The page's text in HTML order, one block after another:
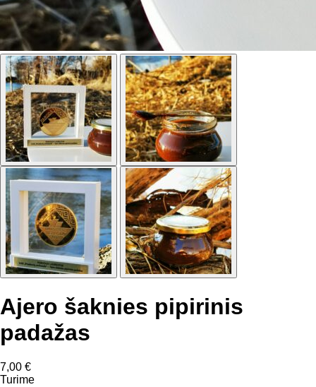
Ajero šaknies pipirinis
padažas
7,00 €
Turime